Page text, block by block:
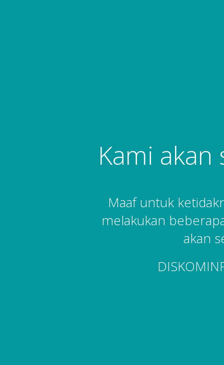
Kami akan
Maaf untuk
melakukan
akan